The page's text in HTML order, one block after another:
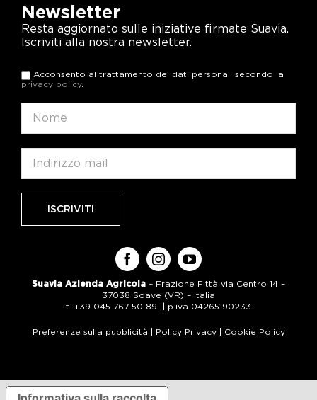
Newsletter
Resta aggiornato sulle iniziative firmate Suavia.
Iscriviti alla nostra newsletter.
Acconsento al trattamento dei dati personali secondo la
privacy policy.
Suavia Azienda Agricola – Frazione Fittà via Centro 14 –
37038 Soave (VR) – Italia
t. +39 045 767 50 89 | p.iva 04265190233
Preferenze sulla pubblicità | Policy Privacy| Cookie Policy